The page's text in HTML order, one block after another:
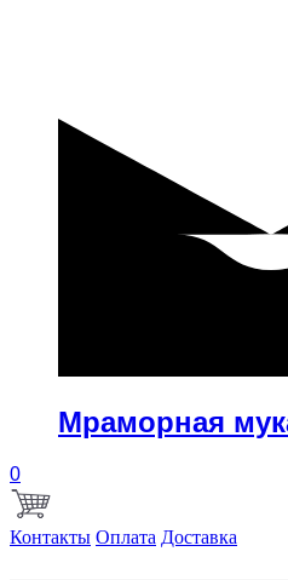
Мраморная
0
Контакты Оплата Доставка